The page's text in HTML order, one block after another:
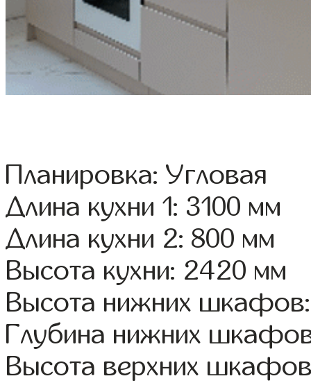
Планировка: Угловая
Длина кухни 1: 3100 мм
Длина кухни 2: 800 мм
Высота кухни: 2420 мм
Высота нижних
Глубина нижних
Высота верхних